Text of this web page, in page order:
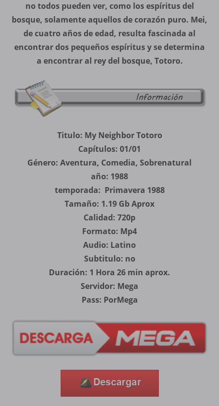
no todos pueden ver, como los espíritus del
bosque, solamente aquellos de corazón puro. Mei,
de cuatro años de edad, resulta fascinada al
encontrar dos pequeños espíritus y se determina
a encontrar al rey del bosque, Totoro.
Titulo: My Neighbor Totoro
Capítulos: 01/01
Género: Aventura, Comedia, Sobrenatural
año: 1988
temporada: Primavera 1988
Tamaño: 1.19 Gb Aprox
Calidad: 720p
Formato: Mp4
Audio: Latino
Subtitulo: no
Duración: 1 Hora 26 min aprox.
Servidor: Mega
Pass: PorMega